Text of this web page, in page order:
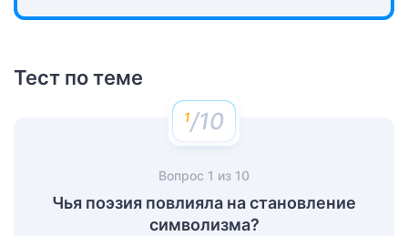
Тест по теме
/10
Вопрос 1 из 10
Чья поэзия повлияла на становление
символизма?